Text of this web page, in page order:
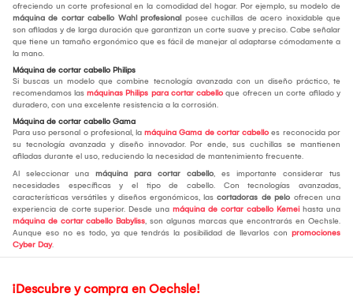
ofreciendo un corte profesional en la comodidad del hogar. Por ejemplo, su modelo de
máquina de cortar cabello Wahl profesional posee cuchillas de acero inoxidable que
son afiladas y de larga duración que garantizan un corte suave y preciso. Cabe señalar
que tiene un tamaño ergonómico que es fácil de manejar al adaptarse cómodamente a
la mano.
Máquina de cortar cabello Philips
Si buscas un modelo que combine tecnología avanzada con un diseño práctico, te
recomendamos las máquinas Philips para cortar cabello que ofrecen un corte afilado y
duradero, con una excelente resistencia a la corrosión.
Máquina de cortar cabello Gama
Para uso personal o profesional, la máquina Gama de cortar cabello es reconocida por
su tecnología avanzada y diseño innovador. Por ende, sus cuchillas se mantienen
afiladas durante el uso, reduciendo la necesidad de mantenimiento frecuente.
Al seleccionar una máquina para cortar cabello, es importante considerar tus
necesidades específicas y el tipo de cabello. Con tecnologías avanzadas,
características versátiles y diseños ergonómicos, las cortadoras de pelo ofrecen una
experiencia de corte superior. Desde una máquina de cortar cabello Kemeihasta una
máquina de cortar cabello Babyliss, son algunas marcas que encontrarás en Oechsle.
Aunque eso no es todo, ya que tendrás la posibilidad de llevarlos con promociones
Cyber Day.
¡Descubre y compra en Oechsle!